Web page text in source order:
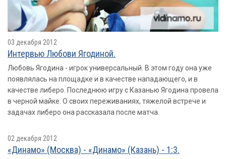
03 декабря 2012
Интервью Любови Ягодиной.
Любовь Ягодина - игрок универсальный. В этом году она уже
появлялась на площадке и в качестве нападающего, и в
качестве либеро. Последнюю игру с Казанью Ягодина провела
в черной майке. О своих переживаниях, тяжелой встрече и
задачах либеро она рассказала после матча.
02 декабря 2012
«Динамо» (Москва) - «Динамо» (Казань) - 1:3.